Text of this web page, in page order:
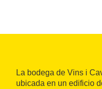
La bodega de Vins i
ubicada en un edificio